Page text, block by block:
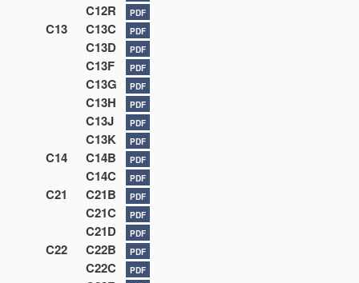
C12R PDF
C13 C13C PDF
C13D PDF
C13F PDF
C13G PDF
C13H PDF
C13J PDF
C13K PDF
C14 C14B PDF
C14C PDF
C21 C21B PDF
C21C PDF
C21D PDF
C22 C22B PDF
C22C PDF